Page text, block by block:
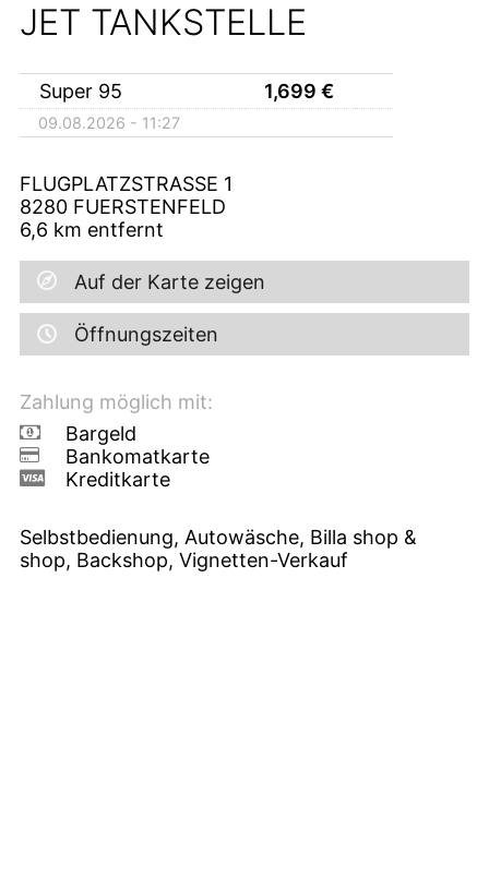
JET TANKSTELLE
Super 95 1,699 €
09.08.2026 - 11:27
FLUGPLATZSTRASSE 1
8280 FUERSTENFELD
6,6 km entfernt
Auf der Karte zeigen
Öffnungszeiten
Zahlung möglich mit:
Bargeld
Bankomatkarte
Kreditkarte
Selbstbedienung, Autowäsche, Billa shop &
shop, Backshop, Vignetten-Verkauf